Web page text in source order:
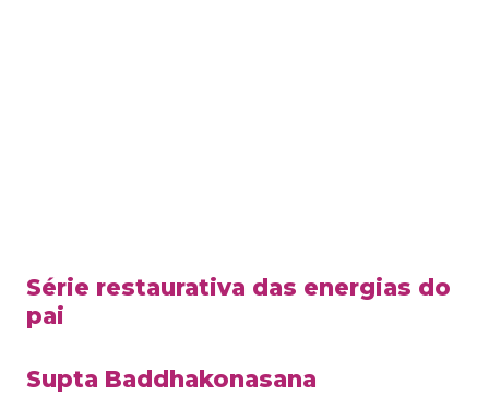
Série restaurativa das energias do
pai
Supta Baddhakonasana